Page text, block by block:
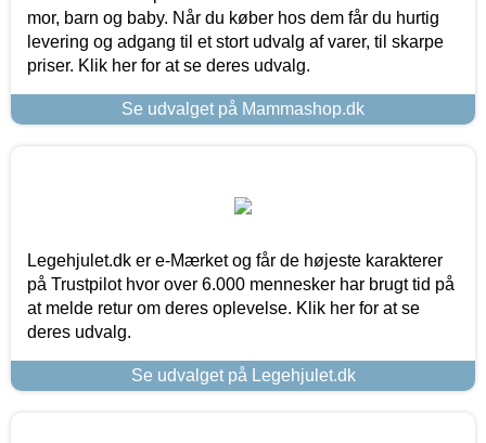
mor, barn og baby. Når du køber hos dem får du hurtig
levering og adgang til et stort udvalg af varer, til skarpe
priser. Klik her for at se deres udvalg.
Se udvalget på Mammashop.dk
Legehjulet.dk er e-Mærket og får de højeste karakterer
på Trustpilot hvor over 6.000 mennesker har brugt tid på
at melde retur om deres oplevelse. Klik her for at se
deres udvalg.
Se udvalget på Legehjulet.dk